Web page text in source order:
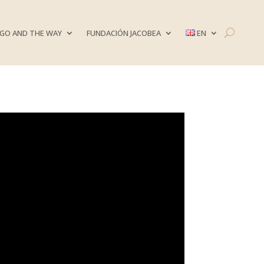
AND THE WAY FUNDACIÓN JACOBEA EN